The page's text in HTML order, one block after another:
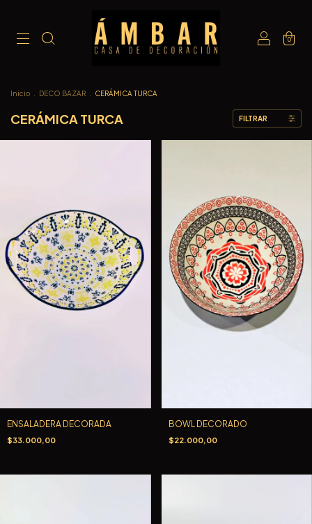
0
Inicio DECO BAZAR CERÁMICA TURCA
CERÁMICA TURCA FILTRAR
ENSALADERA DECORADA
$33.000,00
BOWL DECORADO
$22.000,00